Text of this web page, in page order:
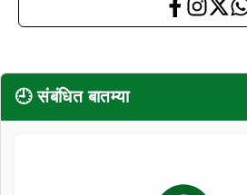
🕘 संबंधित बातम्या